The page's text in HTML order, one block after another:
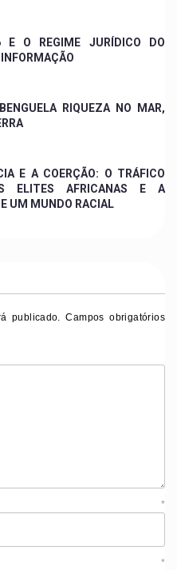
O REGIME JURÍDICO DO
RIQUEZA NO MAR,
E A COERÇÃO: O TRÁFICO
ELITES AFRICANAS E A
UM MUNDO RACIAL
publicado. Campos obrigatórios
*
*